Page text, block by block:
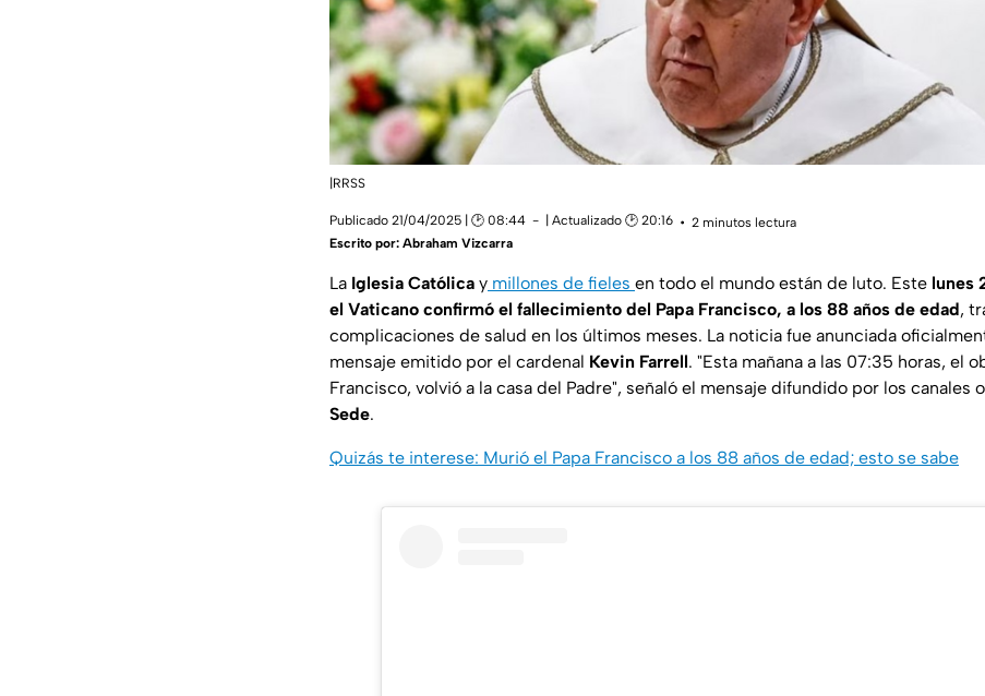
|RRSS
Publicado 21/04/2025 | 🕑 08:44 | Actualizado 🕑 20:16
2 minutos lectura
Escrito por: Abraham Vizcarra
La Iglesia Católica y millones de fieles en todo el mundo están de luto. Este lunes
el Vaticano confirmó el fallecimiento del Papa Francisco, a los 88 años de edad,
complicaciones de salud en los últimos meses. La noticia fue anunciada
mensaje emitido por el cardenal Kevin Farrell. "Esta mañana a las 07:35 horas, el
Francisco, volvió a la casa del Padre", señaló el mensaje difundido por los canales
Sede.
Quizás te interese: Murió el Papa Francisco a los 88 años de edad; esto se sabe